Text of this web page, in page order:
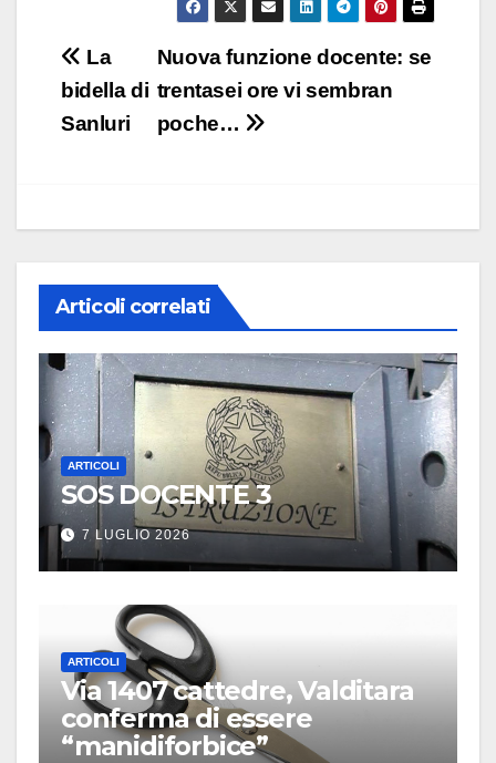
Navigazione
articoli
Nuova funzione docente: se
trentasei ore vi sembran
poche…
La
bidella di
Sanluri
Articoli correlati
ARTICOLI
SOS DOCENTE 3
7 LUGLIO 2026
ARTICOLI
Via 1407 cattedre, Valditara
conferma di essere
“manidiforbice”